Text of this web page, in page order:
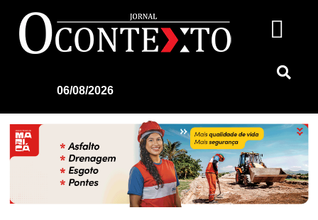
06/08/2026